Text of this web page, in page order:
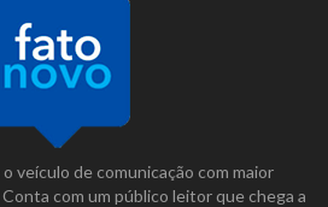
veículo de comunicação com maior
com um público leitor que chega a